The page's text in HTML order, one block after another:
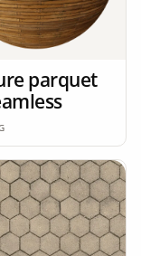
parquet